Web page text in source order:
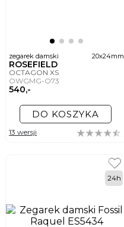
zegarek damski 20x24mm
ROSEFIELD
OCTAGON XS
OWGMG-O73
540,-
DO KOSZYKA
13 wersji
24h